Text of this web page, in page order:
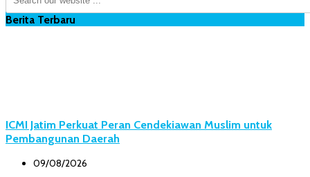
Berita Terbaru
ICMI Jatim Perkuat Peran Cendekiawan Muslim untuk
Pembangunan Daerah
09/08/2026